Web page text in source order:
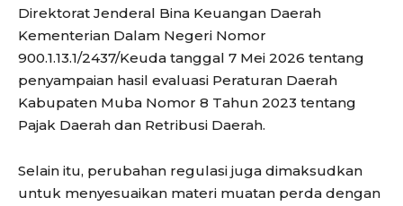
Direktorat Jenderal Bina Keuangan Daerah
Kementerian Dalam Negeri Nomor
900.1.13.1/2437/Keuda tanggal 7 Mei 2026 tentang
penyampaian hasil evaluasi Peraturan Daerah
Kabupaten Muba Nomor 8 Tahun 2023 tentang
Pajak Daerah dan Retribusi Daerah.
Selain itu, perubahan regulasi juga dimaksudkan
untuk menyesuaikan materi muatan perda dengan